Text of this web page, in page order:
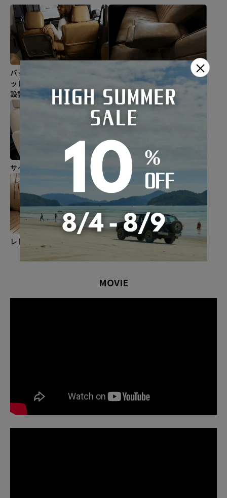
バックテーブルやバックポケ
ットはそのまま使える素敵な
設計。
コンソールカバー
※車種によってはない場合が
あります
サイドエアバック対応 車種専用の形状にデザイン!
レトロで味のある生地! ヘッドレストの穴あけ加工済
MOVIE
×